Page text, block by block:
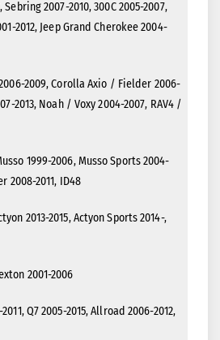
Sebring 2007-2010, 300C 2005-2007,
2012, Jeep Grand Cherokee 2004-
2009, Corolla Axio / Fielder 2006-
2013, Noah / Voxy 2004-2007, RAV4 /
1999-2006, Musso Sports 2004-
2008-2011, ID48
2013-2015, Actyon Sports 2014-,
2001-2006
Q7 2005-2015, Allroad 2006-2012,